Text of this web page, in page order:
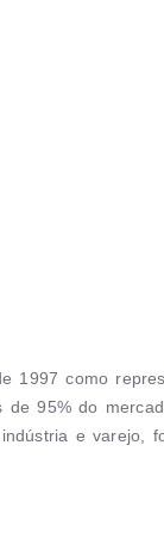
1997 como
95% do
e varejo,